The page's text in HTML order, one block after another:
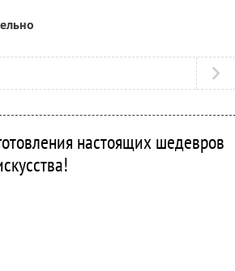
настоящих шедевров